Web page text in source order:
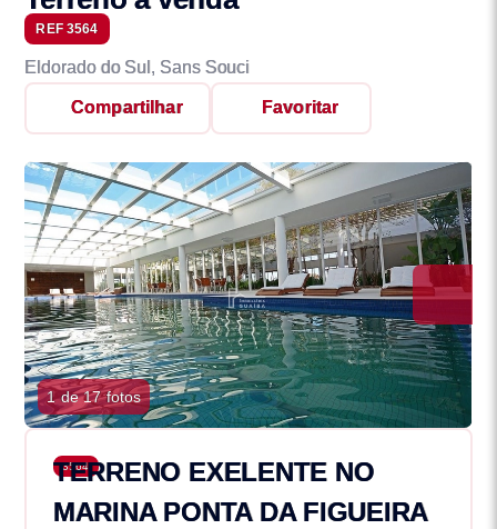
REF 3564
Eldorado do Sul, Sans Souci
Compartilhar Favoritar
1 de 17 fotos
3564
TERRENO EXELENTE NO
MARINA PONTA DA FIGUEIRA